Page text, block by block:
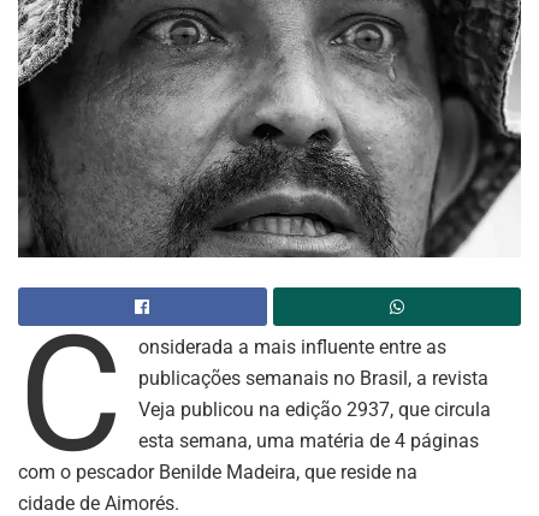
C
onsiderada a mais influente entre as
publicações semanais no Brasil, a revista
Veja publicou na edição 2937, que circula
esta semana, uma matéria de 4 páginas
com o pescador Benilde Madeira, que reside na
cidade de Aimorés.